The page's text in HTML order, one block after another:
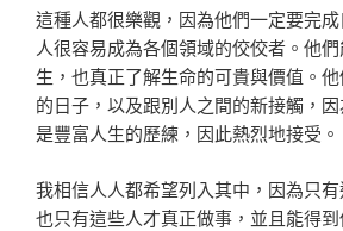
這種人都很樂觀，因為他們一定要完
人很容易成為各個領域的佼佼者。他
生，也真正了解生命的可貴與價值。
的日子，以及跟別人之間的新接觸，
是豐富人生的歷練，因此熱烈地接受。
我相信人人都希望列入其中，因為只有
也只有這些人才真正做事，並且能得到